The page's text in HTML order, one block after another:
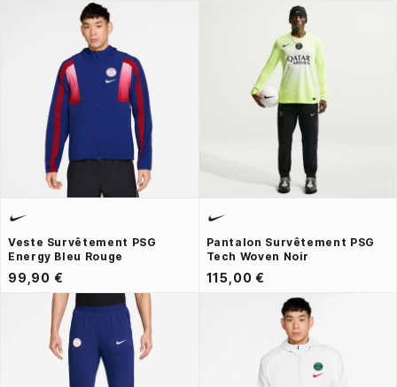
Veste Survêtement PSG
Energy Bleu Rouge
99,90 €
Pantalon Survêtement PSG
Tech Woven Noir
115,00 €